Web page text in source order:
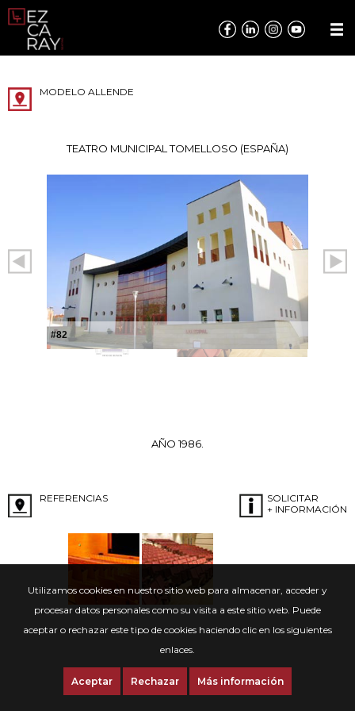
Utilizamos cookies en nuestro sitio web para almacenar, acceder y
procesar datos personales como su visita a este sitio web. Puede
aceptar o rechazar este tipo de cookies haciendo clic en los siguientes
enlaces.
Aceptar Rechazar Más información
MODELO ALLENDE
TEATRO MUNICIPAL TOMELLOSO (ESPAÑA)
#82
AÑO 1986.
REFERENCIAS
SOLICITAR
+ INFORMACIÓN